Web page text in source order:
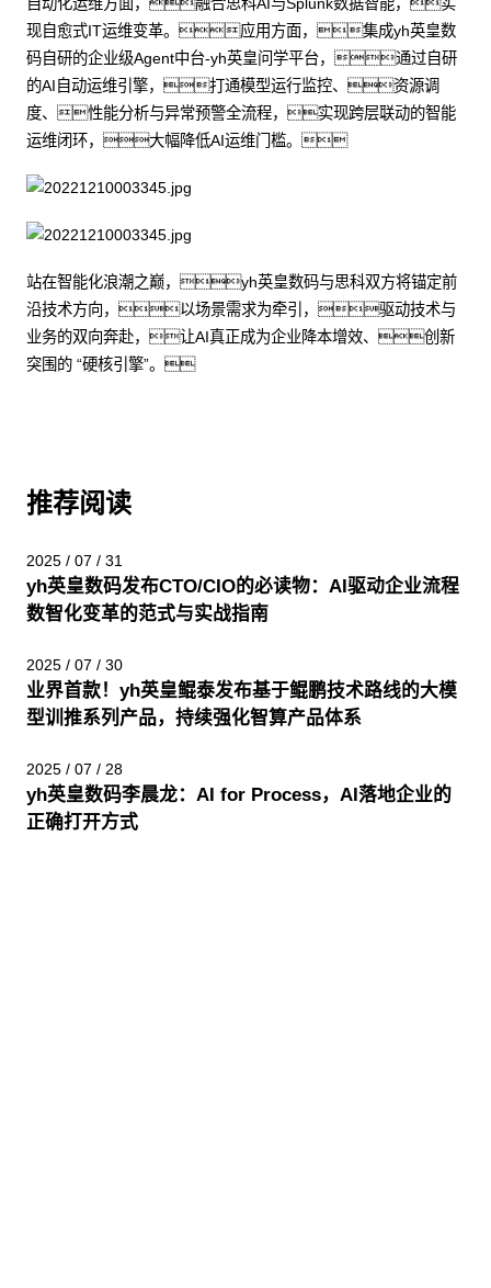
现自愈式IT运维变革。应用方面，集成yh英皇数
码自研的企业级Agent中台-yh英皇问学平台，通过自研
的AI自动运维引擎，打通模型运行监控、资源调
度、性能分析与异常预警全流程，实现跨层联动的智能
运维闭环，大幅降低AI运维门槛。
站在智能化浪潮之巅，yh英皇数码与思科双方将锚定前
沿技术方向，以场景需求为牵引，驱动技术与
业务的双向奔赴，让AI真正成为企业降本增效、创新
突围的 “硬核引擎”。
推荐阅读
2025 / 07 / 31
yh英皇数码发布CTO/CIO的必读物：AI驱动企业流程
数智化变革的范式与实战指南
2025 / 07 / 30
业界首款！yh英皇鲲泰发布基于鲲鹏技术路线的大模
型训推系列产品，持续强化智算产品体系
2025 / 07 / 28
yh英皇数码李晨龙：AI for Process，AI落地企业的
正确打开方式